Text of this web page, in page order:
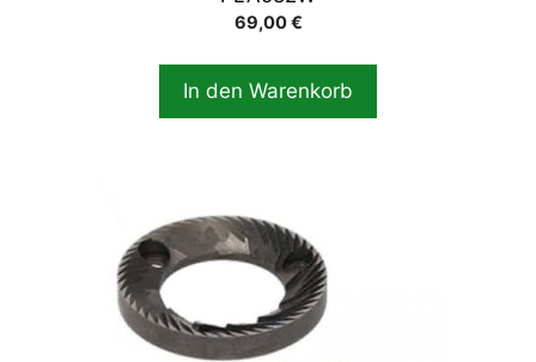
69,00€
In den Warenkorb